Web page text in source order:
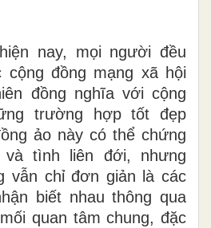
nay, mọi người đều
cộng đồng mạng xã hội
đồng nghĩa với cộng
trường hợp tốt đẹp
ảo này có thể chứng
tình liên đới, nhưng
vẫn chỉ đơn giản là các
biết nhau thông qua
quan tâm chung, đặc